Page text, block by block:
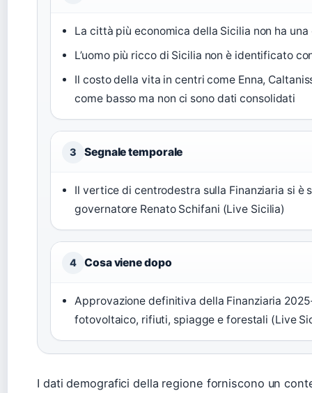
La città più economica della Sicilia non ha
L’uomo più ricco di Sicilia non è identificato
Il costo della vita in centri come Enna,
come basso ma non ci sono dati consolidati
3 Segnale temporale
Il vertice di centrodestra sulla Finanziaria si è
governatore Renato Schifani (Live Sicilia)
4 Cosa viene dopo
Approvazione definitiva della Finanziaria
fotovoltaico, rifiuti, spiagge e forestali (Live
I dati demografici della regione forniscono un